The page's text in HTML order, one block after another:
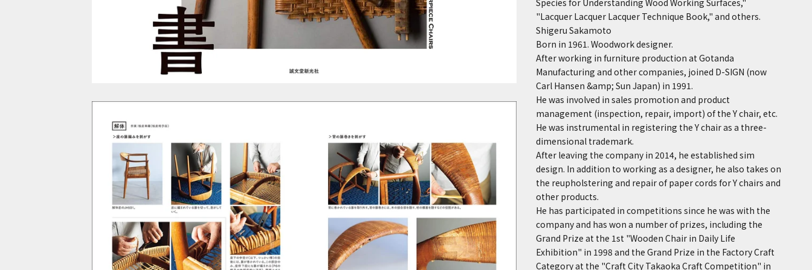
"Lacquer Lacquer Lacquer Technique Book," and others.
Shigeru Sakamoto
Born in 1961. Woodwork designer.
After working in furniture production at Gotanda
Manufacturing and other companies, joined D-SIGN (now
Carl Hansen &amp; Sun Japan) in 1991.
He was involved in sales promotion and product
management (inspection, repair, import) of the Y chair, etc.
He was instrumental in registering the Y chair as a three-
dimensional trademark.
After leaving the company in 2014, he established sim
design. In addition to working as a designer, he also takes on
the reupholstering and repair of paper cords for Y chairs and
other products.
He has participated in competitions since he was with the
company and has won a number of prizes, including the
Grand Prize at the 1st "Wooden Chair in Daily Life
Exhibition" in 1998 and the Grand Prize in the Factory Craft
Category at the "Craft City Takaoka Craft Competition" in